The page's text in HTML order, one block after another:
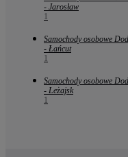
- Jarosław
1
Samochody osobowe
- Łańcut
1
Samochody osobowe
- Leżajsk
1